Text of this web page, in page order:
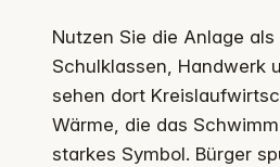
Nutzen Sie die Anlage als
Schulklassen, Handwerk
sehen dort
Wärme, die das
starkes Symbol. Bürger